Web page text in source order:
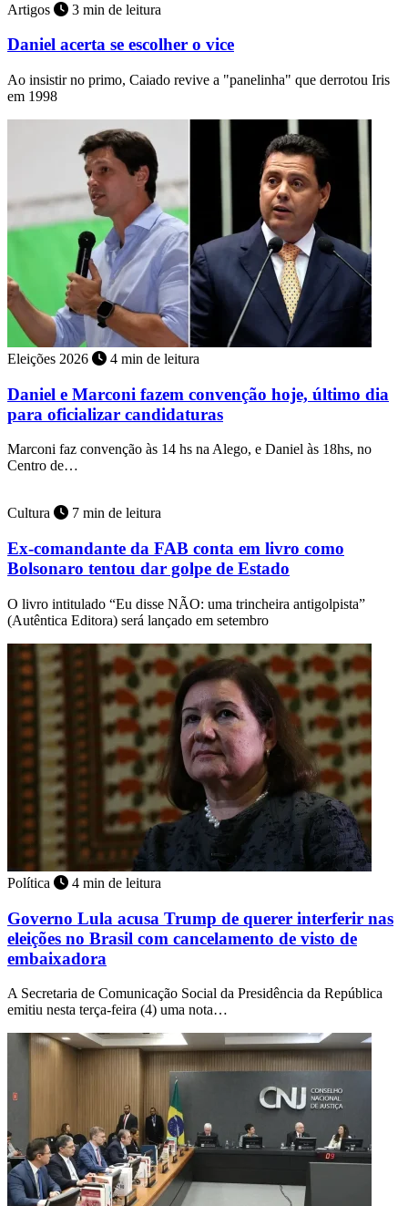
Artigos 3 min de leitura
Daniel acerta se escolher o vice
Ao insistir no primo, Caiado revive a "panelinha" que derrotou Iris
em 1998
Eleições 2026 4 min de leitura
Daniel e Marconi fazem convenção hoje, último dia
para oficializar candidaturas
Marconi faz convenção às 14 hs na Alego, e Daniel às 18hs, no
Centro de…
Cultura 7 min de leitura
Ex-comandante da FAB conta em livro como
Bolsonaro tentou dar golpe de Estado
O livro intitulado “Eu disse NÃO: uma trincheira antigolpista”
(Autêntica Editora) será lançado em setembro
Política 4 min de leitura
Governo Lula acusa Trump de querer interferir nas
eleições no Brasil com cancelamento de visto de
embaixadora
A Secretaria de Comunicação Social da Presidência da República
emitiu nesta terça-feira (4) uma nota…